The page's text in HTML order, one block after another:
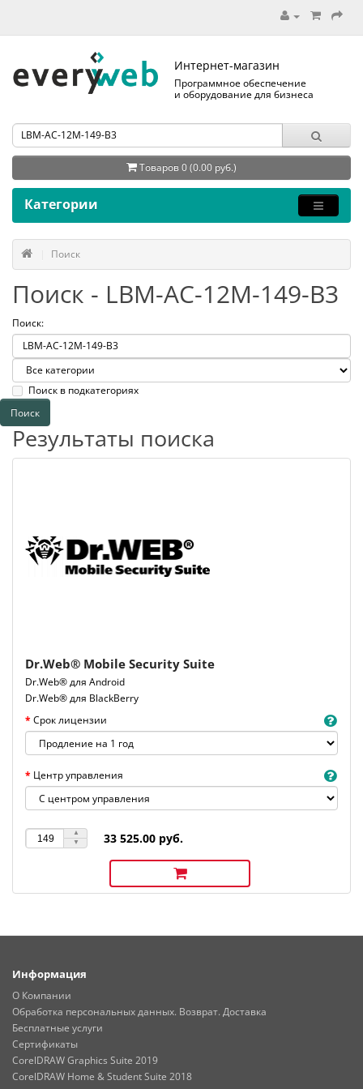
Интернет-магазин
Программное обеспечение
и оборудование для бизнеса
Товаров 0 (0.00 руб.)
Категории
Поиск
Поиск - LBM-AC-12M-149-B3
Поиск:
Поиск в подкатегориях
Результаты поиска
Dr.Web® Mobile Security Suite
Dr.Web® для Android
Dr.Web® для BlackBerry
Срок лицензии
Центр управления
33 525.00 руб.
Информация
О Компании
Обработка персональных данных. Возврат. Доставка
Бесплатные услуги
Сертификаты
CorelDRAW Graphics Suite 2019
CorelDRAW Home & Student Suite 2018